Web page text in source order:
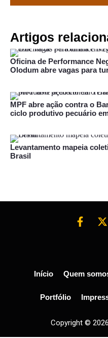
Artigos
Oficina de Performance
Olodum abre vagas para
MPF abre ação contra o
ciclo produtivo pecuário
Levantamento mapeia
Brasil
Copyright ©
Início Quem
Portfólio